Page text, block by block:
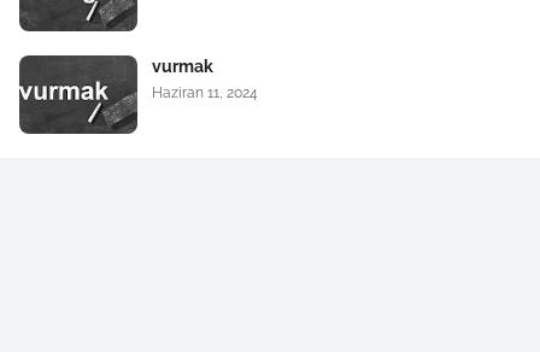
vurmak
Haziran 11, 2024